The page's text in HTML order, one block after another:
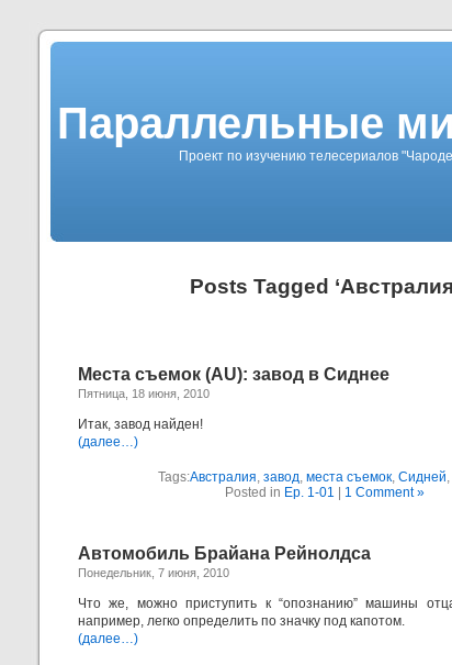
Параллельные
Проект по изучению телесериалов
Posts Tagged
Места съемок (AU): завод в Сиднее
Пятница, 18 июня, 2010
Итак, завод найден!
(далее…)
Tags:Австралия, завод, места съемок, Сидней,
Posted in Ep. 1-01 1 Comment »
Автомобиль Брайана Рейнолдса
Понедельник, 7 июня, 2010
Что же, можно приступить к “опознанию” машины
например, легко определить по значку под капотом.
(далее…)